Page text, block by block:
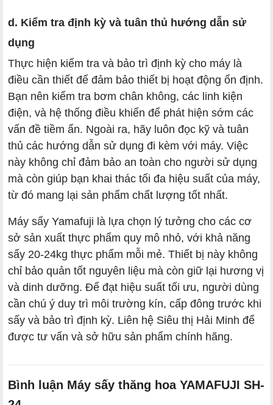
d. Kiểm tra định kỳ và tuân thủ hướng dẫn sử
dụng
Thực hiện kiểm tra và bảo trì định kỳ cho máy là
điều cần thiết để đảm bảo thiết bị hoạt động ổn định.
Bạn nên kiểm tra bơm chân không, các linh kiện
điện, và hệ thống điều khiển để phát hiện sớm các
vấn đề tiềm ẩn. Ngoài ra, hãy luôn đọc kỹ và tuân
thủ các hướng dẫn sử dụng đi kèm với máy. Việc
này không chỉ đảm bảo an toàn cho người sử dụng
mà còn giúp bạn khai thác tối đa hiệu suất của máy,
từ đó mang lại sản phẩm chất lượng tốt nhất.
Máy sấy Yamafuji là lựa chọn lý tưởng cho các cơ
sở sản xuất thực phẩm quy mô nhỏ, với khả năng
sấy 20-24kg thực phẩm mỗi mẻ. Thiết bị này không
chỉ bảo quản tốt nguyên liệu mà còn giữ lại hương vị
và dinh dưỡng. Để đạt hiệu suất tối ưu, người dùng
cần chú ý duy trì môi trường kín, cấp đông trước khi
sấy và bảo trì định kỳ. Liên hệ Siêu thị Hải Minh để
được tư vấn và sở hữu sản phẩm chính hãng.
Bình luận Máy sấy thăng hoa YAMAFUJI SH-